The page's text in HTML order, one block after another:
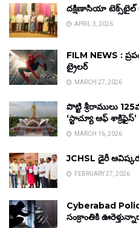
దక్షిణాసియా
APRIL 3, 2026
FILM NEWS :
ట్రైలర్
MARCH 27, 2026
పొట్టి శ్రీరాములు
‘స్టాచ్యూ ఆఫ్
MARCH 16, 2026
JCHSL డైరీ
FEBRUARY 27, 2026
Cyberabad
సంక్రాంతికి